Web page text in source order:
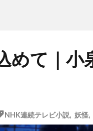
めて｜小
NHK連続テレビ小説 妖怪,